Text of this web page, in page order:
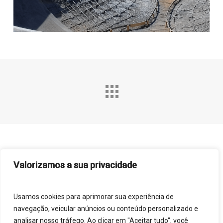
Valorizamos a sua privacidade
Usamos cookies para aprimorar sua experiência de
navegação, veicular anúncios ou conteúdo personalizado e
analisar nosso tráfego. Ao clicar em "Aceitar tudo", você